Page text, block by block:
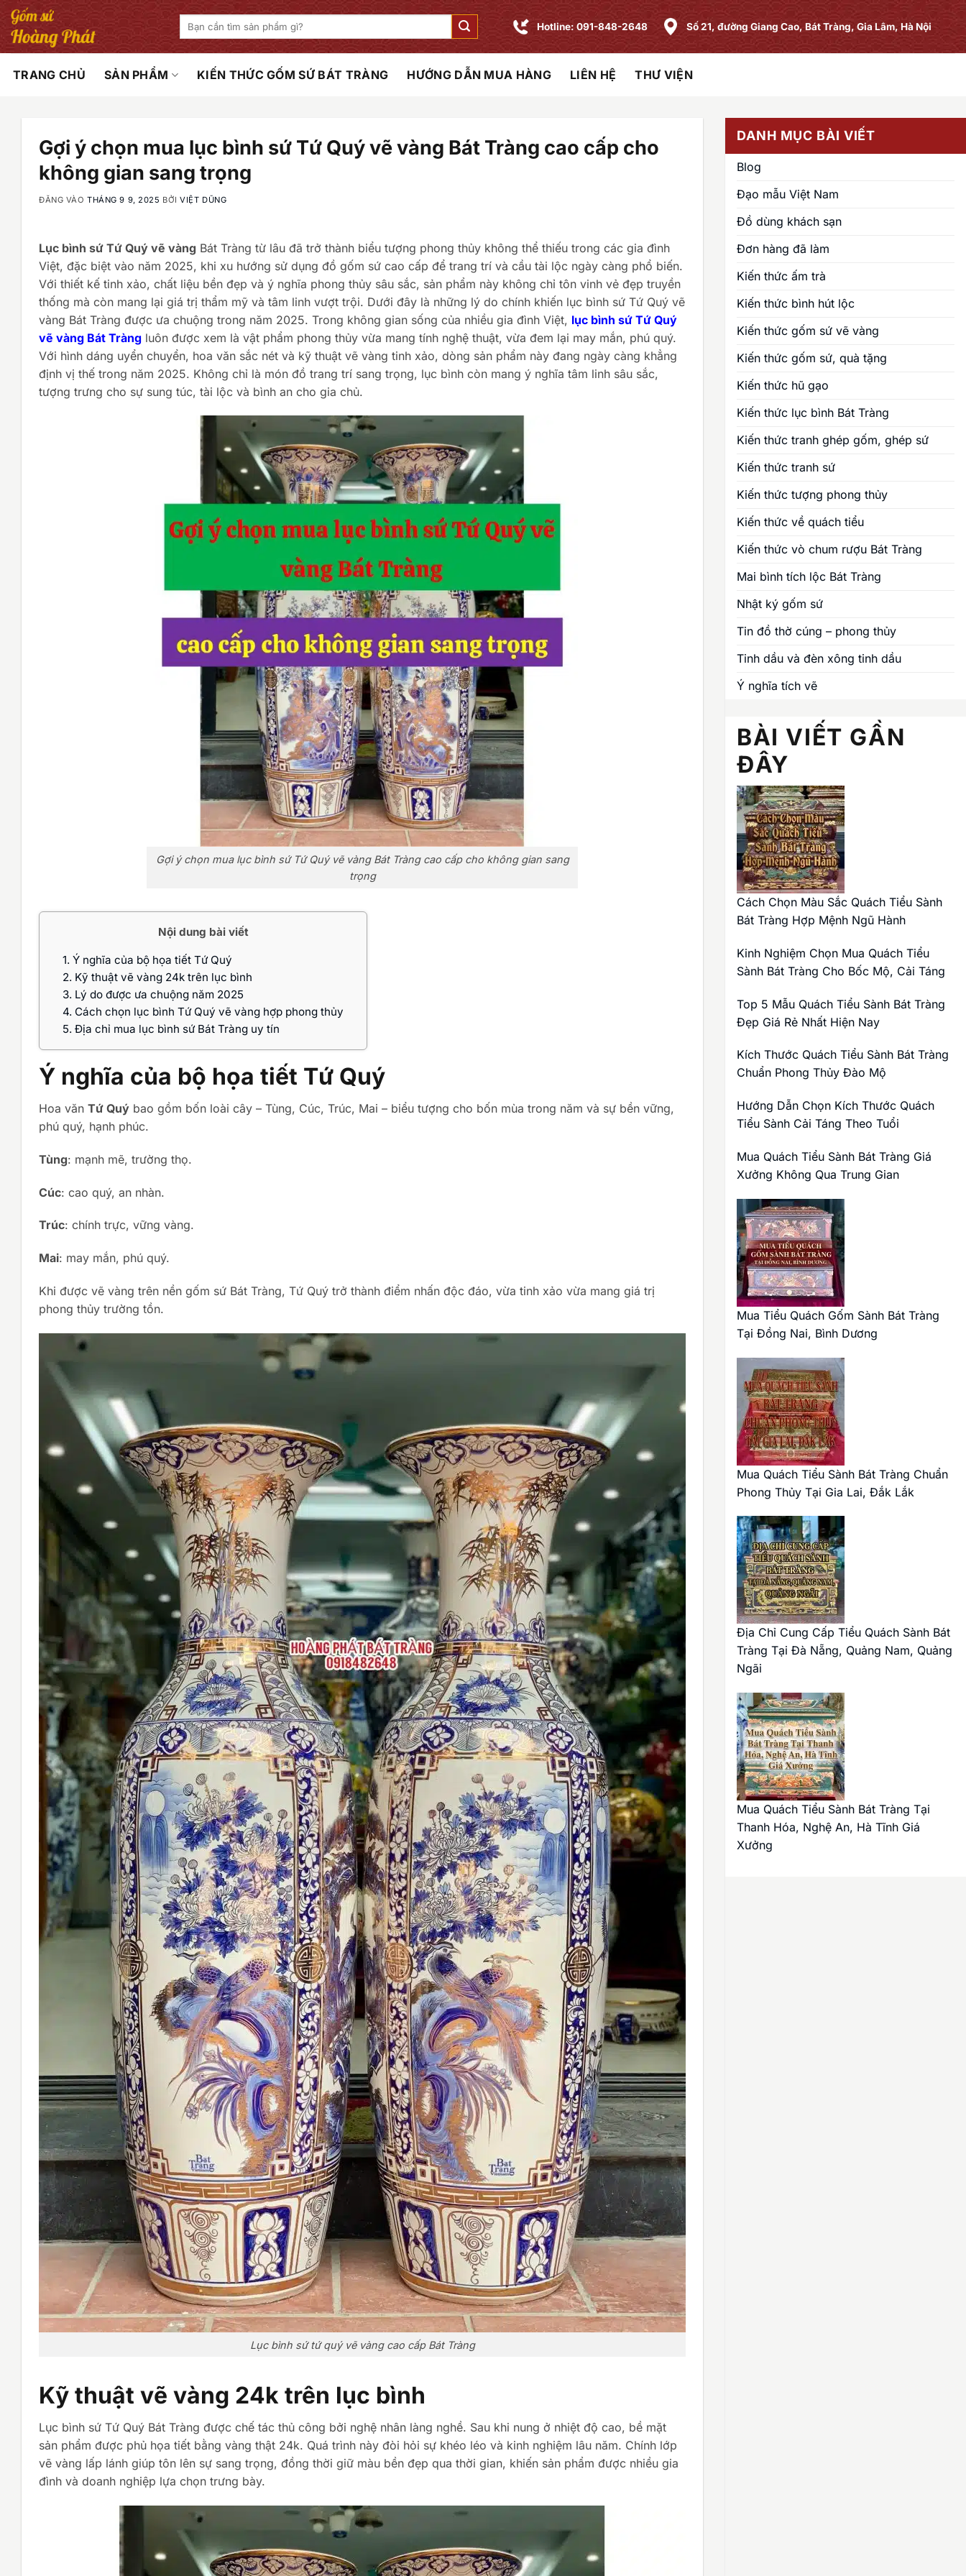
Bỏ
qua
nội
Tìm
kiếm:
Hotline: 091-848-2648 Số 21, đường Giang Cao, Bát Tràng, Gia Lâm, Hà Nội
TRANG CHỦ SẢN PHẨM KIẾN THỨC GỐM SỨ BÁT TRÀNG HƯỚNG DẪN MUA HÀNG LIÊN HỆ THƯ VIỆN
Gợi ý chọn mua lục bình sứ Tứ Quý vẽ vàng Bát Tràng cao cấp cho
không gian sang trọng
ĐĂNG VÀOTHÁNG 9 9, 2025 BỞIVIỆT DŨNG
Lục bình sứ Tứ Quý vẽ vàng Bát Tràng từ lâu đã trở thành biểu tượng phong thủy không thể thiếu trong các gia đình
Việt, đặc biệt vào năm 2025, khi xu hướng sử dụng đồ gốm sứ cao cấp để trang trí và cầu tài lộc ngày càng phổ biến.
Với thiết kế tinh xảo, chất liệu bền đẹp và ý nghĩa phong thủy sâu sắc, sản phẩm này không chỉ tôn vinh vẻ đẹp truyền
thống mà còn mang lại giá trị thẩm mỹ và tâm linh vượt trội. Dưới đây là những lý do chính khiến lục bình sứ Tứ Quý vẽ
vàng Bát Tràng được ưa chuộng trong năm 2025. Trong không gian sống của nhiều gia đình Việt, lục bình sứ Tứ Quý
vẽ vàng Bát Tràng luôn được xem là vật phẩm phong thủy vừa mang tính nghệ thuật, vừa đem lại may mắn, phú quý.
Với hình dáng uyển chuyển, hoa văn sắc nét và kỹ thuật vẽ vàng tinh xảo, dòng sản phẩm này đang ngày càng khẳng
định vị thế trong năm 2025. Không chỉ là món đồ trang trí sang trọng, lục bình còn mang ý nghĩa tâm linh sâu sắc,
tượng trưng cho sự sung túc, tài lộc và bình an cho gia chủ.
Gợi ý chọn mua lục bình sứ Tứ Quý vẽ vàng Bát Tràng cao cấp cho không gian sang
trọng
Nội dung bài viết
1. Ý nghĩa của bộ họa tiết Tứ Quý
2. Kỹ thuật vẽ vàng 24k trên lục bình
3. Lý do được ưa chuộng năm 2025
4. Cách chọn lục bình Tứ Quý vẽ vàng hợp phong thủy
5. Địa chỉ mua lục bình sứ Bát Tràng uy tín
Ý nghĩa của bộ họa tiết Tứ Quý
Hoa văn Tứ Quý bao gồm bốn loài cây – Tùng, Cúc, Trúc, Mai – biểu tượng cho bốn mùa trong năm và sự bền vững,
phú quý, hạnh phúc.
Tùng: mạnh mẽ, trường thọ.
Cúc: cao quý, an nhàn.
Trúc: chính trực, vững vàng.
Mai: may mắn, phú quý.
Khi được vẽ vàng trên nền gốm sứ Bát Tràng, Tứ Quý trở thành điểm nhấn độc đáo, vừa tinh xảo vừa mang giá trị
phong thủy trường tồn.
Lục bình sứ tứ quý vẽ vàng cao cấp Bát Tràng
Kỹ thuật vẽ vàng 24k trên lục bình
Lục bình sứ Tứ Quý Bát Tràng được chế tác thủ công bởi nghệ nhân làng nghề. Sau khi nung ở nhiệt độ cao, bề mặt
sản phẩm được phủ họa tiết bằng vàng thật 24k. Quá trình này đòi hỏi sự khéo léo và kinh nghiệm lâu năm. Chính lớp
vẽ vàng lấp lánh giúp tôn lên sự sang trọng, đồng thời giữ màu bền đẹp qua thời gian, khiến sản phẩm được nhiều gia
đình và doanh nghiệp lựa chọn trưng bày.
DANH MỤC BÀI VIẾT
Blog
Đạo mẫu Việt Nam
Đồ dùng khách sạn
Đơn hàng đã làm
Kiến thức ấm trà
Kiến thức bình hút lộc
Kiến thức gốm sứ vẽ vàng
Kiến thức gốm sứ, quà tặng
Kiến thức hũ gạo
Kiến thức lục bình Bát Tràng
Kiến thức tranh ghép gốm, ghép sứ
Kiến thức tranh sứ
Kiến thức tượng phong thủy
Kiến thức về quách tiểu
Kiến thức vò chum rượu Bát Tràng
Mai bình tích lộc Bát Tràng
Nhật ký gốm sứ
Tin đồ thờ cúng – phong thủy
Tinh dầu và đèn xông tinh dầu
Ý nghĩa tích vẽ
BÀI VIẾT GẦN
ĐÂY
Cách Chọn Màu Sắc Quách Tiểu Sành
Bát Tràng Hợp Mệnh Ngũ Hành
Kinh Nghiệm Chọn Mua Quách Tiểu
Sành Bát Tràng Cho Bốc Mộ, Cải Táng
Top 5 Mẫu Quách Tiểu Sành Bát Tràng
Đẹp Giá Rẻ Nhất Hiện Nay
Kích Thước Quách Tiểu Sành Bát Tràng
Chuẩn Phong Thủy Đào Mộ
Hướng Dẫn Chọn Kích Thước Quách
Tiểu Sành Cải Táng Theo Tuổi
Mua Quách Tiểu Sành Bát Tràng Giá
Xưởng Không Qua Trung Gian
Mua Tiểu Quách Gốm Sành Bát Tràng
Tại Đồng Nai, Bình Dương
Mua Quách Tiểu Sành Bát Tràng Chuẩn
Phong Thủy Tại Gia Lai, Đắk Lắk
Địa Chỉ Cung Cấp Tiểu Quách Sành Bát
Tràng Tại Đà Nẵng, Quảng Nam, Quảng
Ngãi
Mua Quách Tiểu Sành Bát Tràng Tại
Thanh Hóa, Nghệ An, Hà Tĩnh Giá
Xưởng